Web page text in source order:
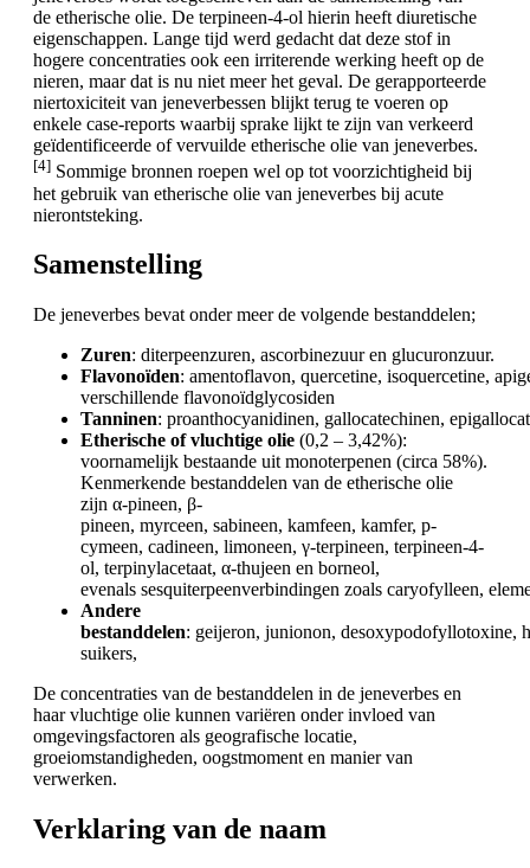
de etherische olie. De terpineen-4-ol hierin heeft diuretische
eigenschappen. Lange tijd werd gedacht dat deze stof in
hogere concentraties ook een irriterende werking heeft op de
nieren, maar dat is nu niet meer het geval. De gerapporteerde
niertoxiciteit van jeneverbessen blijkt terug te voeren op
enkele case-reports waarbij sprake lijkt te zijn van verkeerd
geïdentificeerde of vervuilde etherische olie van jeneverbes.
[4] Sommige bronnen roepen wel op tot voorzichtigheid bij
het gebruik van etherische olie van jeneverbes bij acute
nierontsteking.
Samenstelling
De jeneverbes bevat onder meer de volgende bestanddelen;
Zuren: diterpeenzuren, ascorbinezuur en glucuronzuur.
Flavonoïden: amentoflavon, quercetine, isoquercetine,
verschillende flavonoïdglycosiden
Tanninen: proanthocyanidinen, gallocatechinen,
Etherische of vluchtige olie (0,2 – 3,42%):
voornamelijk bestaande uit monoterpenen (circa 58%).
Kenmerkende bestanddelen van de etherische olie
zijn α-pineen, β-
pineen, myrceen, sabineen, kamfeen, kamfer, p-
cymeen, cadineen, limoneen, γ-terpineen, terpineen-4-
ol, terpinylacetaat, α-thujeen en borneol,
evenals sesquiterpeenverbindingen zoals caryofylleen,
Andere
bestanddelen: geijeron, junionon, desoxypodofyllotoxine,
suikers,
De concentraties van de bestanddelen in de jeneverbes en
haar vluchtige olie kunnen variëren onder invloed van
omgevingsfactoren als geografische locatie,
groeiomstandigheden, oogstmoment en manier van
verwerken.
Verklaring van de naam